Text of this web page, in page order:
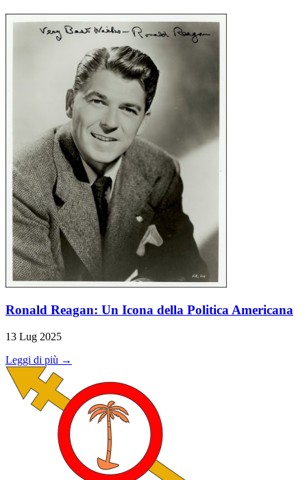
Ronald Reagan: Un Icona della Politica Americana
13 Lug 2025
Leggi di più →